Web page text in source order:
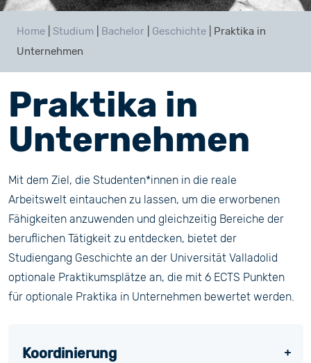
Home Studium Bachelor Geschichte
Praktika in
Unternehmen
Praktika in
Unternehmen
Mit dem Ziel, die Studenten*innen in die reale
Arbeitswelt eintauchen zu lassen, um die erworbenen
Fähigkeiten anzuwenden und gleichzeitig Bereiche der
beruflichen Tätigkeit zu entdecken, bietet der
Studiengang Geschichte an der Universität Valladolid
optionale Praktikumsplätze an, die mit 6 ECTS Punkten
für optionale Praktika in Unternehmen bewertet werden.
Koordinierung